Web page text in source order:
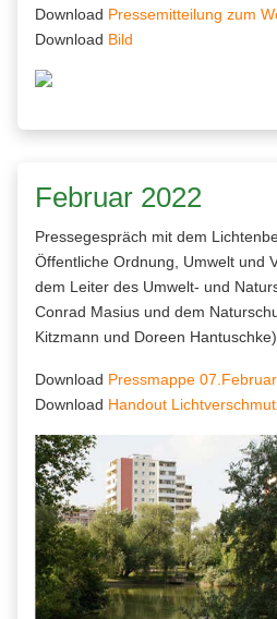
Download Pressemitteilung zum
Download Bild
Februar 2022
Pressegespräch mit dem
Öffentliche Ordnung, Umwelt und
dem Leiter des Umwelt- und
Conrad Masius und dem
Kitzmann und Doreen Hantuschke)
Download Pressmappe
Download Handout